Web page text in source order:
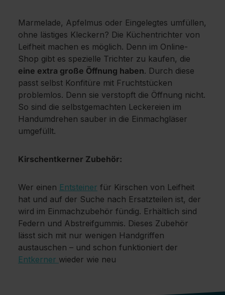
Marmelade, Apfelmus oder Eingelegtes umfüllen,
ohne lästiges Kleckern? Die Küchentrichter von
Leifheit machen es möglich. Denn im Online-
Shop gibt es spezielle Trichter zu kaufen, die
eine extra große Öffnung haben. Durch diese
passt selbst Konfitüre mit Fruchtstücken
problemlos. Denn sie verstopft die Öffnung nicht.
So sind die selbstgemachten Leckereien im
Handumdrehen sauber in die Einmachgläser
umgefüllt.
Kirschentkerner Zubehör:
Wer einen Entsteiner für Kirschen von Leifheit
hat und auf der Suche nach Ersatzteilen ist, der
wird im Einmachzubehör fündig. Erhältlich sind
Federn und Abstreifgummis. Dieses Zubehör
lässt sich mit nur wenigen Handgriffen
austauschen – und schon funktioniert der
Entkerner wieder wie neu